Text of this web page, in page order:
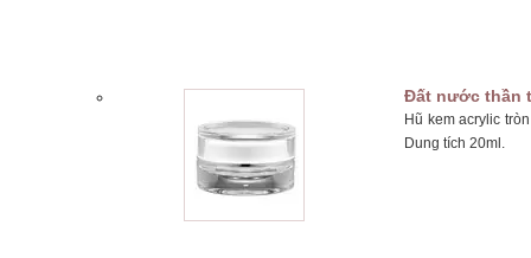
Đất nước thần
Hũ kem acrylic
Dung tích 20ml.